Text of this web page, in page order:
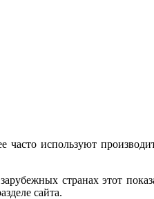
используют
странах этот
сайта.